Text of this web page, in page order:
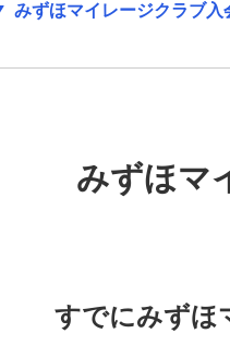
みずほマイレージクラブ入
みずほマ
すでにみずほ